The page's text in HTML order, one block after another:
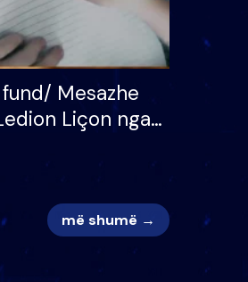
Mesazhe
Liçon nga
më shumë →